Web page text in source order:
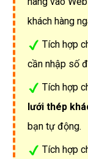
khách hàng
Tích hợp
cần nhập số
Tích hợp
lưới thép
bạn tự động.
Tích hợp